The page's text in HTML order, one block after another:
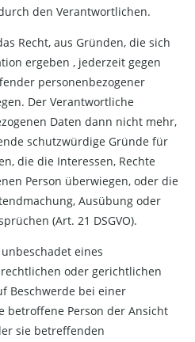
den Verantwortlichen.
Recht, aus Gründen, die sich
ergeben , jederzeit gegen
personenbezogener
Der Verantwortliche
Daten dann nicht mehr,
schutzwürdige Gründe für
die die Interessen, Rechte
Person überwiegen, oder die
Ausübung oder
(Art. 21 DSGVO).
eines
oder gerichtlichen
Beschwerde bei einer
betroffene Person der Ansicht
sie betreffenden